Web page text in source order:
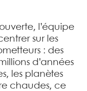
l’équipe
sur les
: des
d’années
les planètes
chaudes, ce